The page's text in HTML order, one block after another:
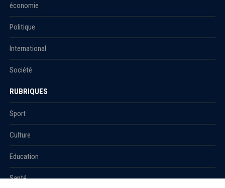
économie
Politique
International
Société
RUBRIQUES
Sport
Culture
Education
Santé